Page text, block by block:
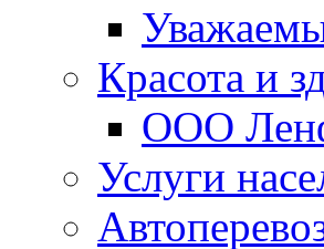
Красота и
ООО
Услуги